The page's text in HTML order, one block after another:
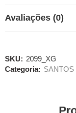
Avaliações (0)
SKU: 2099_XG
Categoria: SANTOS